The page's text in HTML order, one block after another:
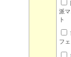
派
ト
フ